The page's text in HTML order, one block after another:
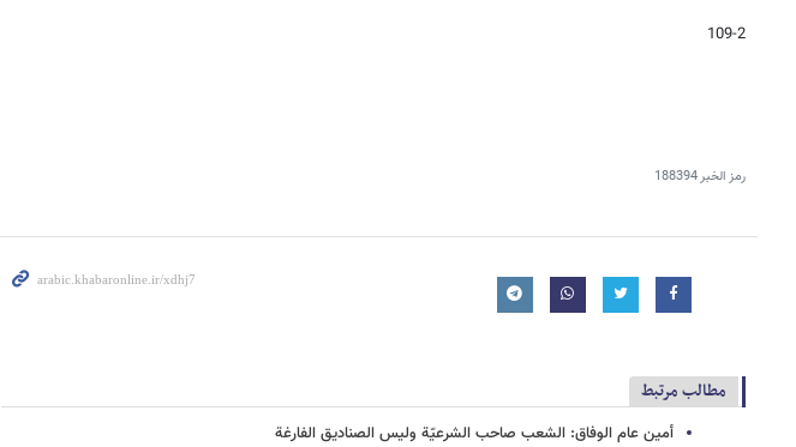
109-2
رمز الخبر188394
مطالب مرتبط
أمین عام الوفاق: الشعب صاحب الشرعیّة ولیس الصنادیق الفارغة